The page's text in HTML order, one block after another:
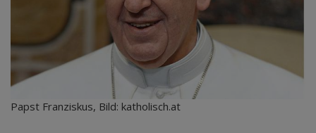
Papst Franziskus, Bild: katholisch.at